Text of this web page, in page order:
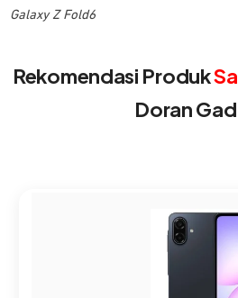
Galaxy Z Fold6
Rekomendasi Produk
Doran